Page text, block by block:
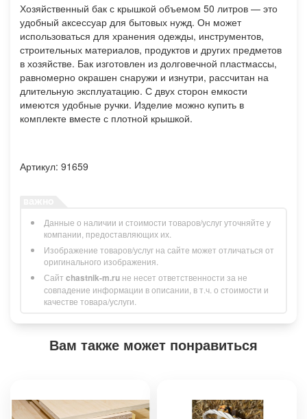
Хозяйственный бак с крышкой объемом 50 литров — это
удобный аксессуар для бытовых нужд. Он может
использоваться для хранения одежды, инструментов,
строительных материалов, продуктов и других предметов
в хозяйстве. Бак изготовлен из долговечной пластмассы,
равномерно окрашен снаружи и изнутри, рассчитан на
длительную эксплуатацию. С двух сторон емкости
имеются удобные ручки. Изделие можно купить в
комплекте вместе с плотной крышкой.
Артикул: 91659
Данные о наличии и стоимости товаров/услуг уточняйте у
компании, предоставляющих их.
Изображение товаров/услуг на сайте может отличаться от
оригинального изображения.
Сайт chastnik-m.ru не несет ответственности за не
совпадение информации в описании, в т.ч. о стоимости и
качестве товара/услуги.
Вам также может понравиться